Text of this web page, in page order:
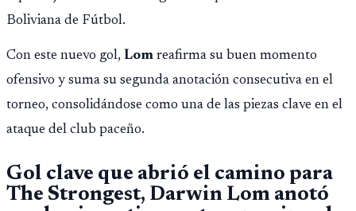
Boliviana de Fútbol.
Con este nuevo gol, Lom reafirma su buen momento
ofensivo y suma su segunda anotación consecutiva en el
torneo, consolidándose como una de las piezas clave en el
ataque del club paceño.
Gol clave que abrió el camino para
The Strongest, Darwin Lom anotó